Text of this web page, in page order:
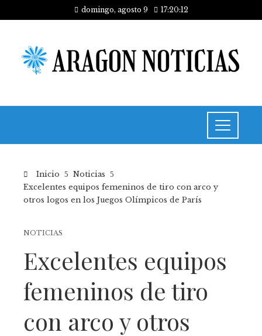
domingo, agosto 9 17:20:12
Inicio
Noticias
Excelentes equipos femeninos de tiro con arco y
otros logos en los Juegos Olímpicos de París
NOTICIAS
Excelentes equipos
femeninos de tiro
con arco y otros